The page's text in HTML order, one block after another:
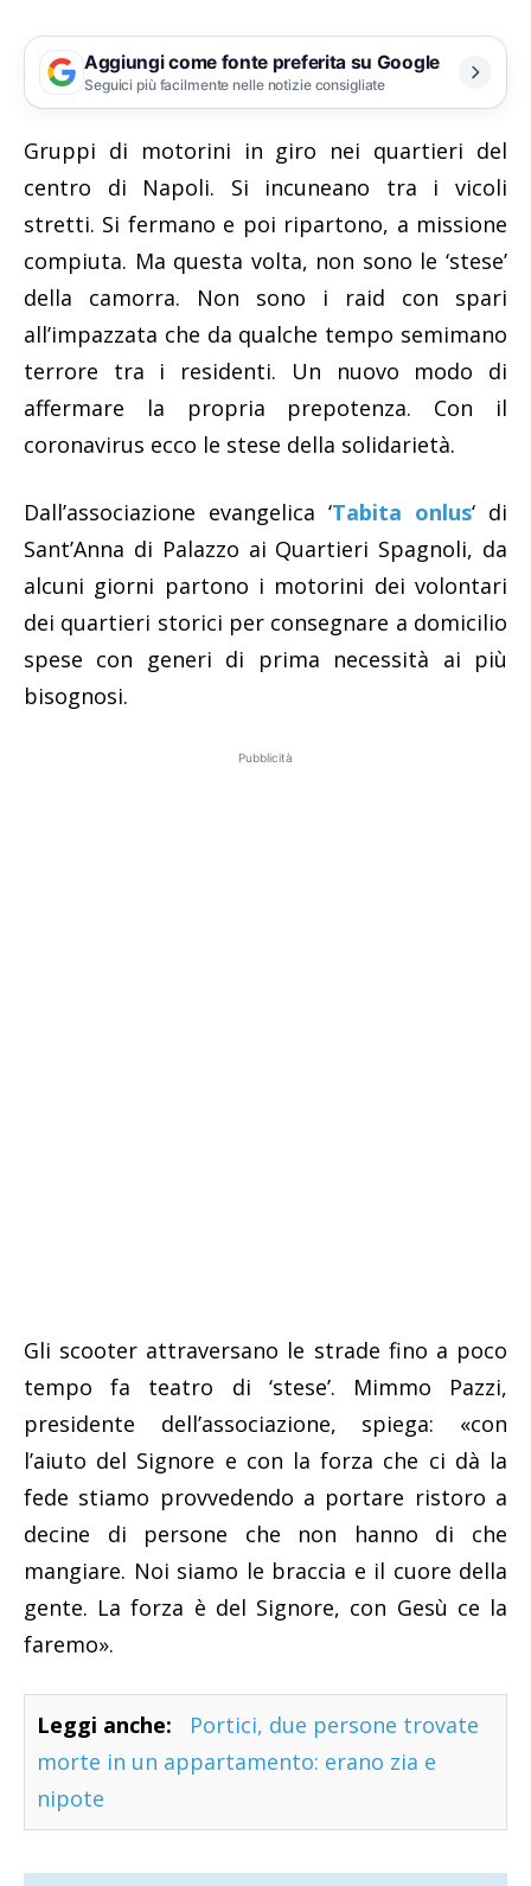
Aggiungi come fonte preferita su Google
Seguici più facilmente nelle notizie consigliate
Gruppi di motorini in giro nei quartieri del
centro di Napoli. Si incuneano tra i vicoli
stretti. Si fermano e poi ripartono, a missione
compiuta. Ma questa volta, non sono le ‘stese’
della camorra. Non sono i raid con spari
all’impazzata che da qualche tempo semimano
terrore tra i residenti. Un nuovo modo di
affermare la propria prepotenza. Con il
coronavirus ecco le stese della solidarietà.
Dall’associazione evangelica ‘Tabita onlus‘ di
Sant’Anna di Palazzo ai Quartieri Spagnoli, da
alcuni giorni partono i motorini dei volontari
dei quartieri storici per consegnare a domicilio
spese con generi di prima necessità ai più
bisognosi.
Pubblicità
Gli scooter attraversano le strade fino a poco
tempo fa teatro di ‘stese’. Mimmo Pazzi,
presidente dell’associazione, spiega: «con
l’aiuto del Signore e con la forza che ci dà la
fede stiamo provvedendo a portare ristoro a
decine di persone che non hanno di che
mangiare. Noi siamo le braccia e il cuore della
gente. La forza è del Signore, con Gesù ce la
faremo».
Leggi anche:
Portici, due persone trovate
morte in un appartamento: erano zia e
nipote